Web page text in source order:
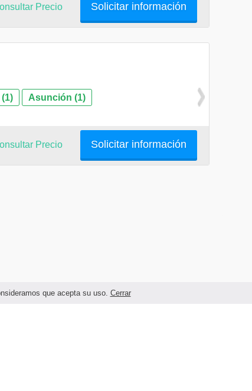
que acepta su uso. Cerrar
Solicitar información
Precio
Asunción (1)
Solicitar información
Precio